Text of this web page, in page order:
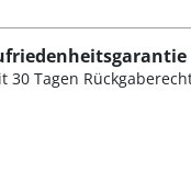
30 Tagen